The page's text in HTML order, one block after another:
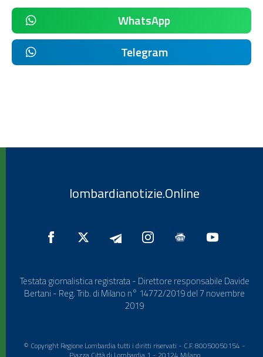
WhatsApp
Telegram
lombardianotizie.Online
Testata giornalistica registrata - Direttore responsabile Davide
Bertani - Reg. Trib. di Milano n° 14772/2019 del 7 novembre
2019
© Copyright Regione Lombardia tutti i diritti riservati - C.F. 80050050154 -